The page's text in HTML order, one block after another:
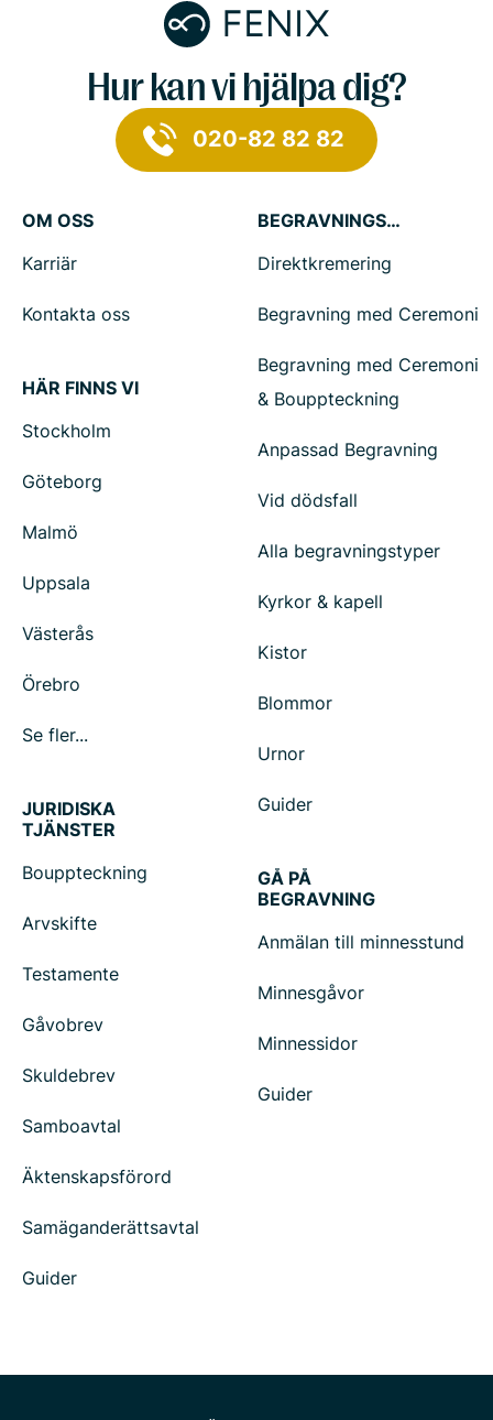
Hur kan vi hjälpa dig?
020-82 82 82
OM OSS
Karriär
Kontakta oss
HÄR FINNS VI
Stockholm
Göteborg
Malmö
Uppsala
Västerås
Örebro
Se fler...
BEGRAVNINGSTJÄNSTER
Direktkremering
Begravning med Ceremoni
Begravning med Ceremoni
& Bouppteckning
Anpassad Begravning
Vid dödsfall
Alla begravningstyper
Kyrkor & kapell
Kistor
Blommor
Urnor
Guider
JURIDISKA
TJÄNSTER
Bouppteckning
Arvskifte
Testamente
Gåvobrev
Skuldebrev
Samboavtal
Äktenskapsförord
Samäganderättsavtal
Guider
GÅ PÅ
BEGRAVNING
Anmälan till minnesstund
Minnesgåvor
Minnessidor
Guider